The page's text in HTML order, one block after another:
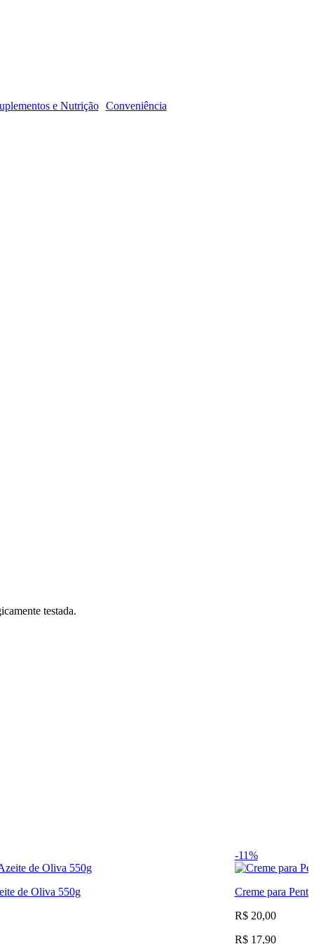
e Nutrição Conveniência
testada.
de Oliva 550g
-11%
Creme para
R$ 20,00
R$ 17,90